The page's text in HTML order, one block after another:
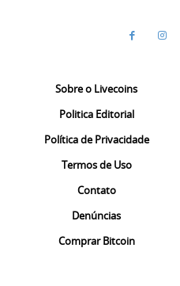
Sobre o Livecoins
Politica Editorial
Política de Privacidade
Termos de Uso
Contato
Denúncias
Comprar Bitcoin